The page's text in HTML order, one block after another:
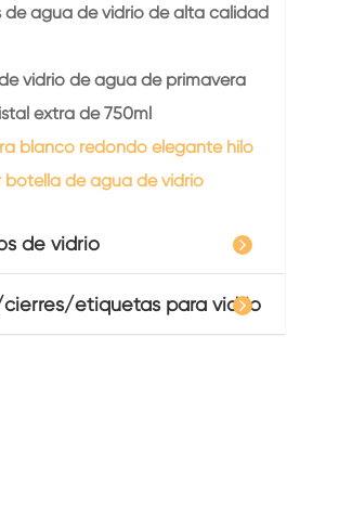
de agua de vidrio de alta calidad
vidrio de agua de primavera
extra de 750ml
blanco redondo elegante hilo
botella de agua de vidrio
de vidrio
etiquetas para vidrio